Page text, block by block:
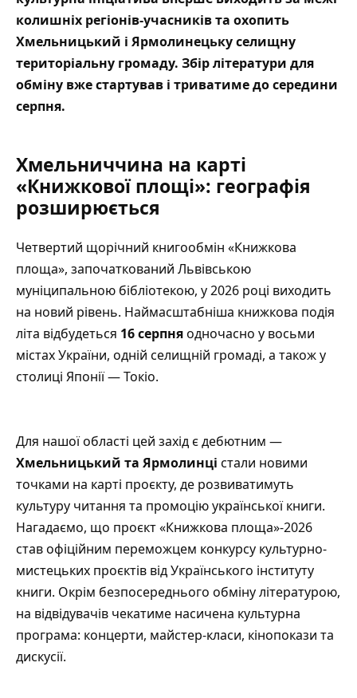
колишніх регіонів-учасників та охопить
Хмельницький і Ярмолинецьку селищну
територіальну громаду. Збір літератури для
обміну вже стартував і триватиме до середини
серпня.
Хмельниччина на карті
«Книжкової площі»: географія
розширюється
Четвертий щорічний книгообмін «Книжкова
площа», започаткований Львівською
муніципальною бібліотекою, у 2026 році виходить
на новий рівень. Наймасштабніша книжкова подія
літа відбудеться 16 серпняодночасно у восьми
містах України, одній селищній громаді, а також у
столиці Японії — Токіо.
Для нашої області цей захід є дебютним —
Хмельницький та Ярмолинці стали новими
точками на карті проєкту, де розвиватимуть
культуру читання та промоцію української книги.
Нагадаємо, що проєкт «Книжкова площа»-2026
став офіційним переможцем конкурсу культурно-
мистецьких проєктів від Українського інституту
книги. Окрім безпосереднього обміну літературою,
на відвідувачів чекатиме насичена культурна
програма: концерти, майстер-класи, кінопокази та
дискусії.